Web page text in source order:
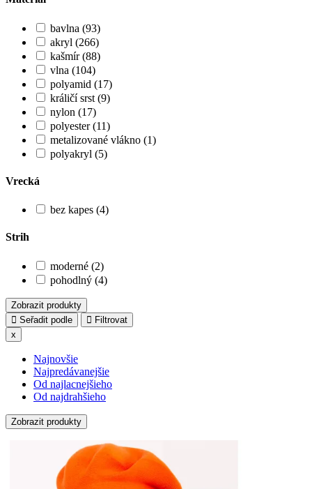
bavlna (93)
akryl (266)
kašmír (88)
vlna (104)
polyamid (17)
králičí srst (9)
nylon (17)
polyester (11)
metalizované vlákno (1)
polyakryl (5)
Vrecká
bez kapes (4)
Strih
moderné (2)
pohodlný (4)
Zobrazit produkty
Seřadit podle
Filtrovat
x
Najnovšie
Najpredávanejšie
Od najlacnejšieho
Od najdrahšieho
Zobrazit produkty